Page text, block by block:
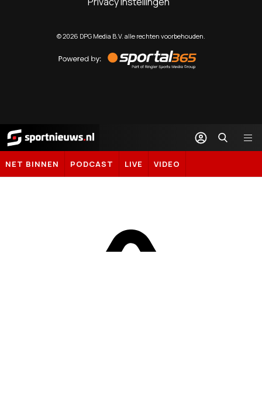
©2026 DPG Media B.V. alle rechten voorbehouden.
by
Sportal365
Sportnieuws.nl
NET BINNEN PODCAST LIVE VIDEO